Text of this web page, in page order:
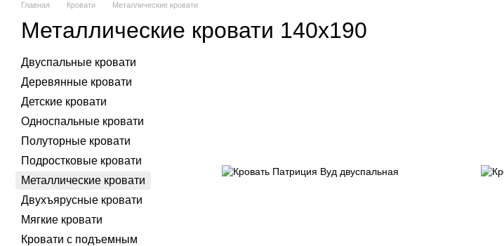
Главная Кровати Металлические кровати
Металлические кровати 140х190
Двуспальные кровати
Деревянные кровати
Детские кровати
Односпальные кровати
Полуторные кровати
Подростковые кровати
Металлические кровати
Двухъярусные кровати
Мягкие кровати
Кровати с подъемным